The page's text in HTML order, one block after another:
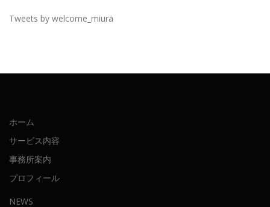
Tweets by welcome_miura
ホーム
サービス内容
事務所案内
プロフィール
NEWS